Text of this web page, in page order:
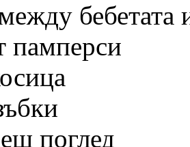
бебетата
памперси
поглед